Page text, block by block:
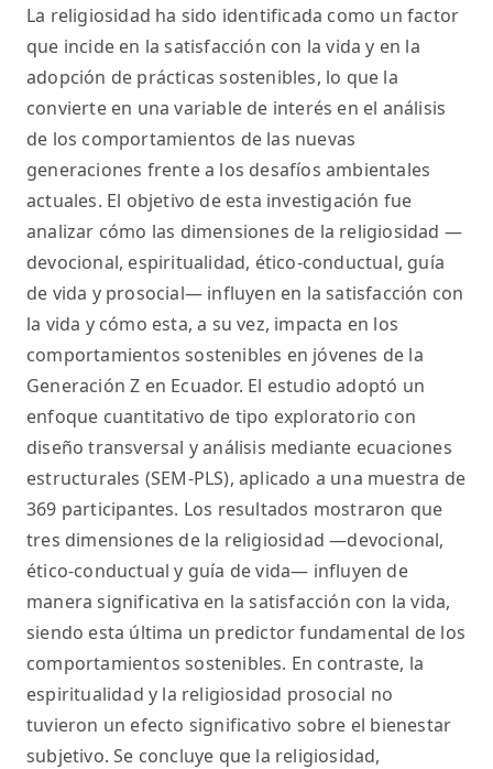
La religiosidad ha sido identificada como un factor
que incide en la satisfacción con la vida y en la
adopción de prácticas sostenibles, lo que la
convierte en una variable de interés en el análisis
de los comportamientos de las nuevas
generaciones frente a los desafíos ambientales
actuales. El objetivo de esta investigación fue
analizar cómo las dimensiones de la religiosidad —
devocional, espiritualidad, ético-conductual, guía
de vida y prosocial— influyen en la satisfacción con
la vida y cómo esta, a su vez, impacta en los
comportamientos sostenibles en jóvenes de la
Generación Z en Ecuador. El estudio adoptó un
enfoque cuantitativo de tipo exploratorio con
diseño transversal y análisis mediante ecuaciones
estructurales (SEM-PLS), aplicado a una muestra de
369 participantes. Los resultados mostraron que
tres dimensiones de la religiosidad —devocional,
ético-conductual y guía de vida— influyen de
manera significativa en la satisfacción con la vida,
siendo esta última un predictor fundamental de los
comportamientos sostenibles. En contraste, la
espiritualidad y la religiosidad prosocial no
tuvieron un efecto significativo sobre el bienestar
subjetivo. Se concluye que la religiosidad,